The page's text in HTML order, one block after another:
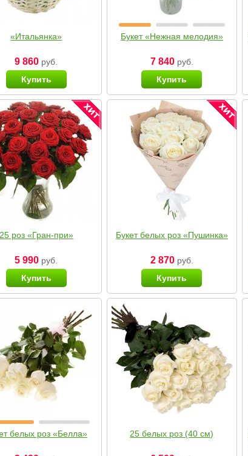
«Итальянка»
9 860 руб.
Купить
Букет «Нежная мелодия»
7 840руб.
Купить
25 роз «Гран-при»
5 990 руб.
Купить
Букет белых роз «Пушинка»
2 870руб.
Купить
белых роз «Белла» 25 белых роз (40 см)